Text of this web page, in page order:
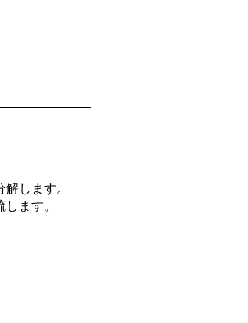
します。
ます。